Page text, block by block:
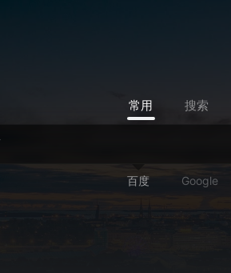
常用 搜索
百度 Google